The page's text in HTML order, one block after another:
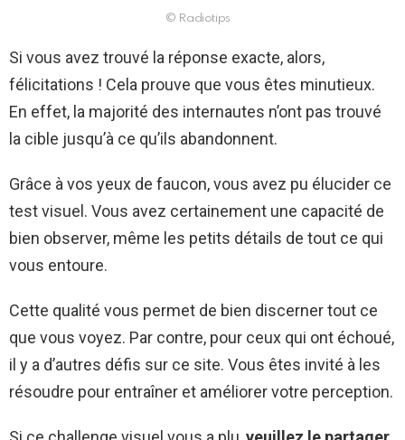
© Radiotips
Si vous avez trouvé la réponse exacte, alors,
félicitations ! Cela prouve que vous êtes minutieux.
En effet, la majorité des internautes n’ont pas trouvé
la cible jusqu’à ce qu’ils abandonnent.
Grâce à vos yeux de faucon, vous avez pu élucider ce
test visuel. Vous avez certainement une capacité de
bien observer, même les petits détails de tout ce qui
vous entoure.
Cette qualité vous permet de bien discerner tout ce
que vous voyez. Par contre, pour ceux qui ont échoué,
il y a d’autres défis sur ce site. Vous êtes invité à les
résoudre pour entraîner et améliorer votre perception.